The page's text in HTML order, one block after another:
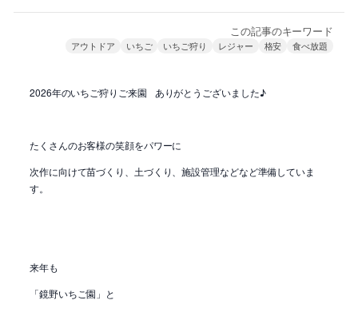
この記事のキーワード
アウトドア いちご いちご狩り レジャー 格安 食べ放題
2026年のいちご狩りご来園 ありがとうございました♪
たくさんのお客様の笑顔をパワーに
次作に向けて苗づくり、土づくり、施設管理などなど準備していま
す。
来年も
「鏡野いちご園」と